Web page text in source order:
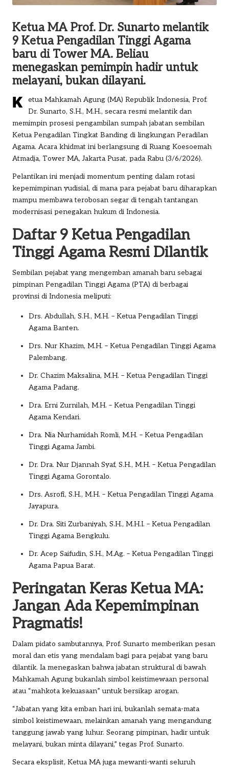
Ketua MA Prof. Dr. Sunarto melantik
9 Ketua Pengadilan Tinggi Agama
baru di Tower MA. Beliau
menegaskan pemimpin hadir untuk
melayani, bukan dilayani.
K
etua Mahkamah Agung (MA) Republik Indonesia, Prof.
Dr. Sunarto, S.H., M.H., secara resmi melantik dan
memimpin prosesi pengambilan sumpah jabatan sembilan
Ketua Pengadilan Tingkat Banding di lingkungan Peradilan
Agama. Acara khidmat ini berlangsung di Ruang Koesoemah
Atmadja, Tower MA, Jakarta Pusat, pada Rabu (3/6/2026).
Pelantikan ini menjadi momentum penting dalam rotasi
kepemimpinan yudisial, di mana para pejabat baru diharapkan
mampu membawa terobosan segar di tengah tantangan
modernisasi penegakan hukum di Indonesia.
Daftar 9 Ketua Pengadilan
Tinggi Agama Resmi Dilantik
Sembilan pejabat yang mengemban amanah baru sebagai
pimpinan Pengadilan Tinggi Agama (PTA) di berbagai
provinsi di Indonesia meliputi:
Drs. Abdullah, S.H., M.H. – Ketua Pengadilan Tinggi
Agama Banten.
Drs. Nur Khazim, M.H. – Ketua Pengadilan Tinggi Agama
Palembang.
Dr. Chazim Maksalina, M.H. – Ketua Pengadilan Tinggi
Agama Padang.
Dra. Erni Zurnilah, M.H. – Ketua Pengadilan Tinggi
Agama Kendari.
Dra. Nia Nurhamidah Romli, M.H. – Ketua Pengadilan
Tinggi Agama Jambi.
Dr. Dra. Nur Djannah Syaf, S.H., M.H. – Ketua Pengadilan
Tinggi Agama Gorontalo.
Drs. Asrofi, S.H., M.H. – Ketua Pengadilan Tinggi Agama
Jayapura.
Dr. Dra. Siti Zurbaniyah, S.H., M.H.I. – Ketua Pengadilan
Tinggi Agama Bengkulu.
Dr. Acep Saifudin, S.H., M.Ag. – Ketua Pengadilan Tinggi
Agama Papua Barat.
Peringatan Keras Ketua MA:
Jangan Ada Kepemimpinan
Pragmatis!
Dalam pidato sambutannya, Prof. Sunarto memberikan pesan
moral dan etis yang mendalam bagi para pejabat yang baru
dilantik. Ia menegaskan bahwa jabatan struktural di bawah
Mahkamah Agung bukanlah simbol keistimewaan personal
atau “mahkota kekuasaan” untuk bersikap arogan.
“Jabatan yang kita emban hari ini, bukanlah semata-mata
simbol keistimewaan, melainkan amanah yang mengandung
tanggung jawab yang luhur. Seorang pimpinan, hadir untuk
melayani, bukan minta dilayani,” tegas Prof. Sunarto.
Secara eksplisit, Ketua MA juga mewanti-wanti seluruh